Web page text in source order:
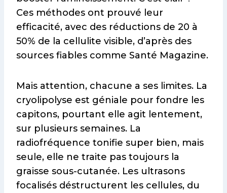
Ces méthodes ont prouvé leur
efficacité, avec des réductions de 20 à
50% de la cellulite visible, d’après des
sources fiables comme Santé Magazine.
Mais attention, chacune a ses limites. La
cryolipolyse est géniale pour fondre les
capitons, pourtant elle agit lentement,
sur plusieurs semaines. La
radiofréquence tonifie super bien, mais
seule, elle ne traite pas toujours la
graisse sous-cutanée. Les ultrasons
focalisés déstructurent les cellules, du